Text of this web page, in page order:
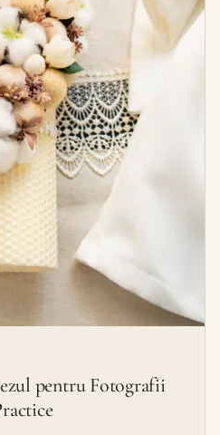
pentru Fotografii